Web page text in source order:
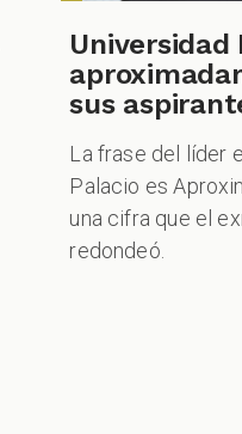
Universidad
sus
La frase del líder
Palacio es
una cifra que el
redondeó.